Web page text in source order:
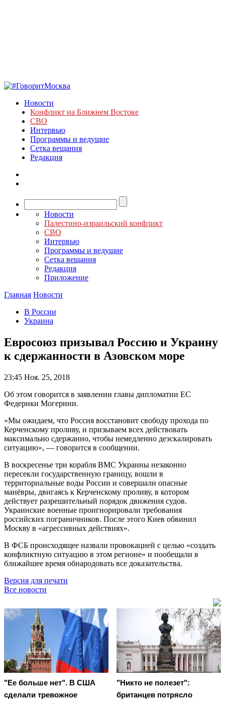
Новости
Конфликт на Ближнем Востоке
СВО
Интервью
Программы и ведущие
Сетка вещания
Редакция
Новости
Палестино-израильский конфликт
СВО
Интервью
Программы и ведущие
Сетка вещания
Редакция
Приложение
Главная Новости
В России
Украина
Евросоюз призывал Россию и Украину
к сдержанности в Азовском море
23:45 Ноя. 25, 2018
Об этом говорится в заявлении главы дипломатии ЕС
Федерики Могерини.
«Мы ожидаем, что Россия восстановит свободу прохода по
Керченскому проливу, и призываем всех действовать
максимально сдержанно, чтобы немедленно деэскалировать
ситуацию», — говорится в сообщении.
В воскресенье три корабля ВМС Украины незаконно
пересекли государственную границу, вошли в
территориальные воды России и совершали опасные
манёвры, двигаясь к Керченскому проливу, в котором
действует разрешительный порядок движения судов.
Украинские военные проигнорировали требования
российских пограничников. После этого Киев обвинил
Москву в «агрессивных действиях».
В ФСБ происходящее назвали провокацией с целью «создать
конфликтную ситуацию в этом регионе» и пообещали в
ближайшее время обнародовать все доказательства.
Версия для печати
Все новости
"Ее больше нет". В США
сделали тревожное
"Никто не полезет":
британцев потрясло